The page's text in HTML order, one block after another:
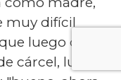
muy difícil
luego de la
cárcel, luego